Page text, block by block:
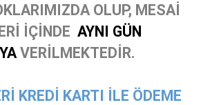
OLUP, MESAİ
İÇİNDE AYNI GÜN
VERİLMEKTEDİR.
KREDİ KARTI İLE ÖDEME